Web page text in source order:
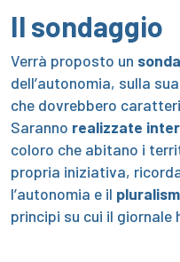
Il sondaggio
Verrà proposto un
dell’autonomia, sulla
che dovrebbero
Saranno realizzate
coloro che abitano i
propria iniziativa,
l’autonomia e il
principi su cui il giornale